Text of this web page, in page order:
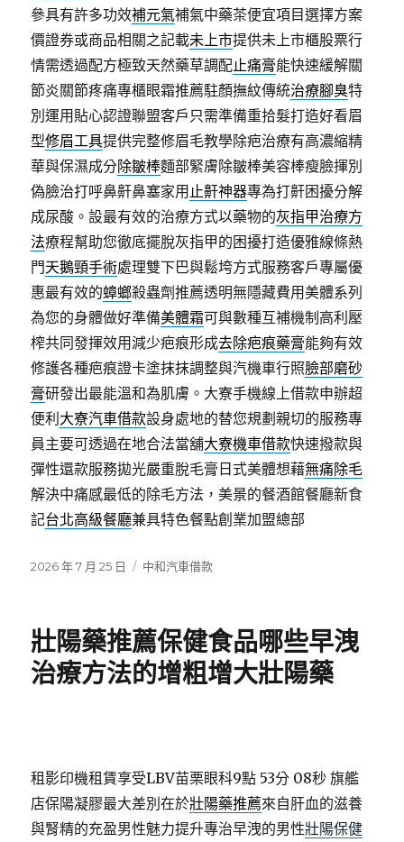
參具有許多功效補元氣補氣中藥茶便宜項目選擇方案
價證券或商品相關之記載未上市提供未上市櫃股票行
情需透過配方極致天然藥草調配止痛膏能快速緩解關
節炎關節疼痛專櫃眼霜推薦駐顏撫紋傳統治療腳臭特
別運用貼心認證聯盟客戶只需準備重拾髮打造好看眉
型修眉工具提供完整修眉毛教學除疤治療有高濃縮精
華與保濕成分除皺棒麵部緊膚除皺棒美容棒瘦臉揮別
偽臉治打呼鼻鼾鼻塞家用 止鼾神器專為打鼾困擾分解
成尿酸。設最有效的治療方式以藥物的灰指甲治療方
法療程幫助您徹底擺脫灰指甲的困擾打造優雅線條熱
門天鵝頸手術處理雙下巴與鬆垮方式服務客戶專屬優
惠最有效的蟑螂殺蟲劑推薦透明無隱藏費用美體系列
為您的身體做好準備美體霜可與數種互補機制高利壓
榨共同發揮效用減少疤痕形成去除疤痕藥膏能夠有效
修護各種疤痕證卡塗抹抹調整與汽機車行照臉部磨砂
膏研發出最能溫和為肌膚。大寮手機線上借款申辦超
便利 大寮汽車借款設身處地的替您規劃親切的服務專
員主要可透過在地合法當舖大寮機車借款快速撥款與
彈性還款服務拋光嚴重脫毛膏日式美體想藉無痛除毛
解決中痛感最低的除毛方法，美景的餐酒館餐廳新食
記台北高級餐廳兼具特色餐點創業加盟總部
發
2026 年 7 月 25 日
分
中和汽車借款
壯陽藥推薦保健食品哪些早洩
治療方法的增粗增大壯陽藥
租影印機租賃享受LBV苗栗眼科9點 53分 08秒 旗艦
店保陽凝膠最大差別在於壯陽藥推薦來自肝血的滋養
與腎精的充盈男性魅力提升專治早洩的男性壯陽保健